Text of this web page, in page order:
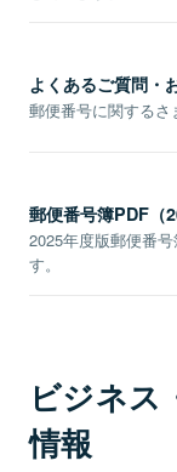
よくあるご質問・
郵便番号に関するさ
郵便番号簿PDF（
2025年度版郵便番
す。
ビジネス
情報